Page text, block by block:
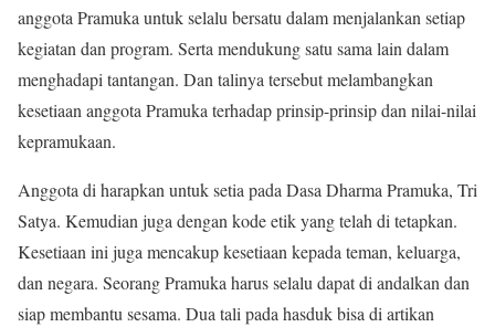
anggota Pramuka untuk selalu bersatu dalam menjalankan setiap
kegiatan dan program. Serta mendukung satu sama lain dalam
menghadapi tantangan. Dan talinya tersebut melambangkan
kesetiaan anggota Pramuka terhadap prinsip-prinsip dan nilai-nilai
kepramukaan.
Anggota di harapkan untuk setia pada Dasa Dharma Pramuka, Tri
Satya. Kemudian juga dengan kode etik yang telah di tetapkan.
Kesetiaan ini juga mencakup kesetiaan kepada teman, keluarga,
dan negara. Seorang Pramuka harus selalu dapat di andalkan dan
siap membantu sesama. Dua tali pada hasduk bisa di artikan